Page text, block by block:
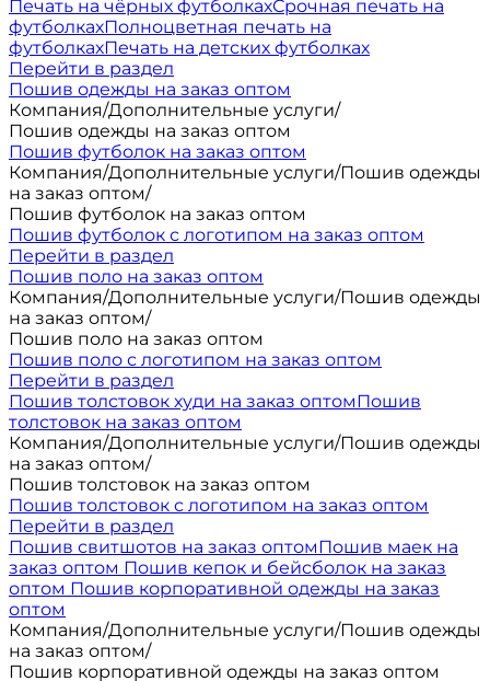
Печать на чёрных футболкахСрочная печать на
футболкахПолноцветная печать на
футболкахПечать на детских футболках
Перейти в раздел
Пошив одежды на заказ оптом
Компания/Дополнительные услуги/
Пошив одежды на заказ оптом
Пошив футболок на заказ оптом
Компания/Дополнительные услуги/Пошив одежды
на заказ оптом/
Пошив футболок на заказ оптом
Пошив футболок с логотипом на заказ оптом
Перейти в раздел
Пошив поло на заказ оптом
Компания/Дополнительные услуги/Пошив одежды
на заказ оптом/
Пошив поло на заказ оптом
Пошив поло с логотипом на заказ оптом
Перейти в раздел
Пошив толстовок худи на заказ оптомПошив
толстовок на заказ оптом
Компания/Дополнительные услуги/Пошив одежды
на заказ оптом/
Пошив толстовок на заказ оптом
Пошив толстовок с логотипом на заказ оптом
Перейти в раздел
Пошив свитшотов на заказ оптомПошив маек на
заказ оптом Пошив кепок и бейсболок на заказ
оптом Пошив корпоративной одежды на заказ
оптом
Компания/Дополнительные услуги/Пошив одежды
на заказ оптом/
Пошив корпоративной одежды на заказ оптом